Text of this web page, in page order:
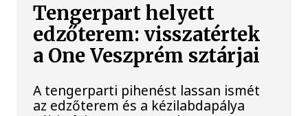
Tengerpart helyett
edzőterem: visszatértek
a One Veszprém sztárjai
A tengerparti pihenést lassan ismét
az edzőterem és a kézilabdapálya